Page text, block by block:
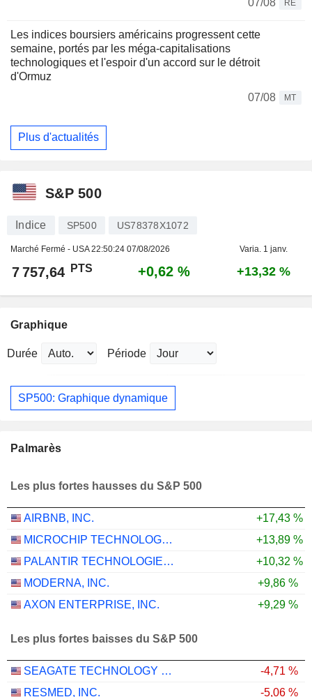
RE
Les indices boursiers américains progressent cette
semaine, portés par les méga-capitalisations
technologiques et l'espoir d'un accord sur le détroit
d'Ormuz
07/08
MT
Plus d'actualités
S&P 500
Indice SP500 US78378X1072
Marché Fermé - USA22:50:24 07/08/2026 Varia. 1 janv.
7 757,64 PTS +0,62 % +13,32 %
Graphique
Durée Période
SP500: Graphique dynamique
Palmarès
Les plus fortes hausses du S&P 500
AIRBNB, INC.
+17,43 %
MICROCHIP TECHNOLOGY INCORPORATED
+13,89 %
PALANTIR TECHNOLOGIES INC.
+10,32 %
MODERNA, INC.
+9,86 %
AXON ENTERPRISE, INC.
+9,29 %
Les plus fortes baisses du S&P 500
SEAGATE TECHNOLOGY HOLDINGS PLC
-4,71 %
RESMED, INC.
-5,06 %